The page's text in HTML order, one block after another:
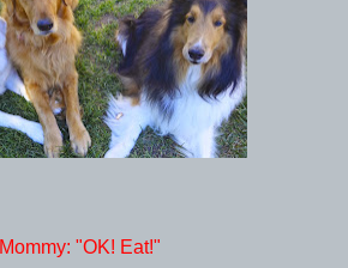
Mommy: "OK! Eat!"